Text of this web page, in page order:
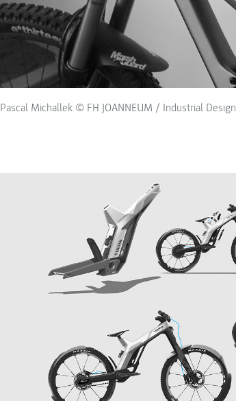
Pascal Michallek © FH JOANNEUM / Industrial Design